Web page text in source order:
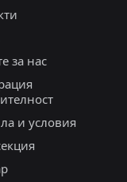
за нас
и условия